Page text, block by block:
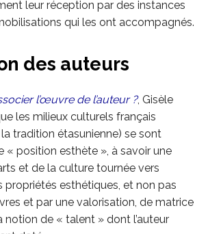
leur réception par des instances
qui les ont accompagnés.
des auteurs
l’œuvre de l’auteur ?, Gisèle
les milieux culturels français
tradition étasunienne) se sont
« position esthète », à savoir une
et de la culture tournée vers
propriétés esthétiques, et non pas
et par une valorisation, de matrice
notion de « talent » dont l’auteur